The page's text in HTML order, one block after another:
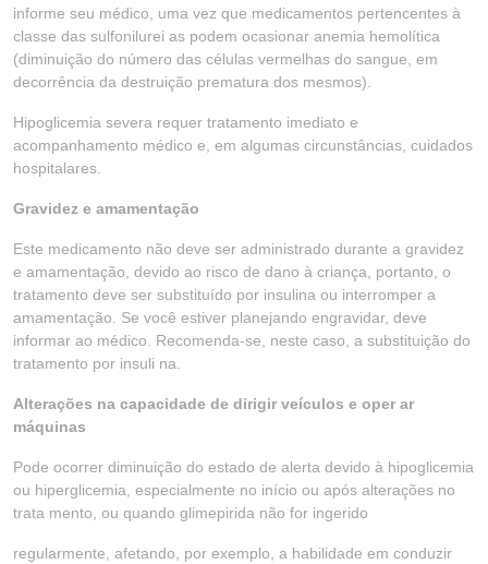
informe seu médico, uma vez que medicamentos pertencentes à
classe das sulfonilurei as podem ocasionar anemia hemolítica
(diminuição do número das células vermelhas do sangue, em
decorrência da destruição prematura dos mesmos).
Hipoglicemia severa requer tratamento imediato e
acompanhamento médico e, em algumas circunstâncias, cuidados
hospitalares.
Gravidez e amamentação
Este medicamento não deve ser administrado durante a gravidez
e amamentação, devido ao risco de dano à criança, portanto, o
tratamento deve ser substituído por insulina ou interromper a
amamentação. Se você estiver planejando engravidar, deve
informar ao médico. Recomenda-se, neste caso, a substituição do
tratamento por insuli na.
Alterações na capacidade de dirigir veículos e oper ar
máquinas
Pode ocorrer diminuição do estado de alerta devido à hipoglicemia
ou hiperglicemia, especialmente no início ou após alterações no
trata mento, ou quando glimepirida não for ingerido
regularmente, afetando, por exemplo, a habilidade em conduzir